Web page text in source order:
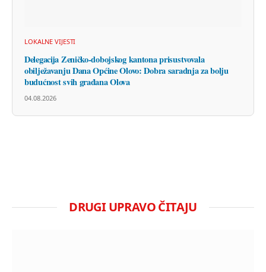
LOKALNE VIJESTI
Delegacija Zeničko-dobojskog kantona prisustvovala
obilježavanju Dana Općine Olovo: Dobra saradnja za bolju
budućnost svih građana Olova
04.08.2026
DRUGI UPRAVO ČITAJU